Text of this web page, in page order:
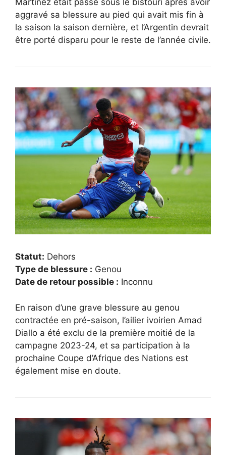
aggravé sa blessure au pied qui avait mis fin à
la saison la saison dernière, et l’Argentin devrait
être porté disparu pour le reste de l’année civile.
Statut: Dehors
Type de blessure : Genou
Date de retour possible : Inconnu
En raison d’une grave blessure au genou
contractée en pré-saison, l’ailier ivoirien Amad
Diallo a été exclu de la première moitié de la
campagne 2023-24, et sa participation à la
prochaine Coupe d’Afrique des Nations est
également mise en doute.